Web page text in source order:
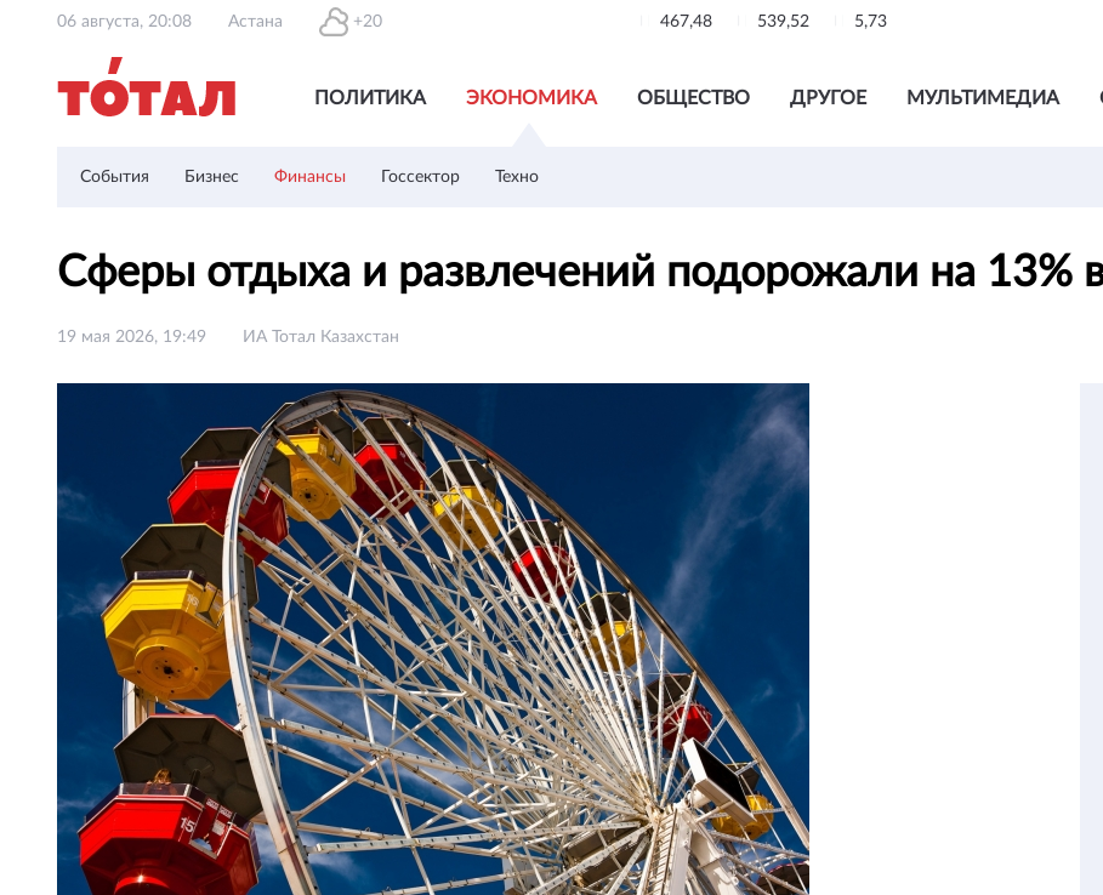
06 августа, 20:08 Астана +20 467,48 539,52 5,73
ПОЛИТИКА ЭКОНОМИКА ОБЩЕСТВО ДРУГОЕ МУЛЬТИМЕДИА
События Бизнес Финансы Госсектор Техно
Сферы отдыха и развлечений подорожали на 13%
19 мая 2026, 19:49 ИА Тотал Казахстан